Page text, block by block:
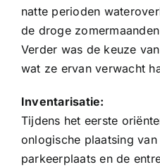
natte perioden
de droge
Verder was de keuze
wat ze ervan verwacht
Inventarisatie:
Tijdens het eerste
onlogische plaatsing
parkeerplaats en de